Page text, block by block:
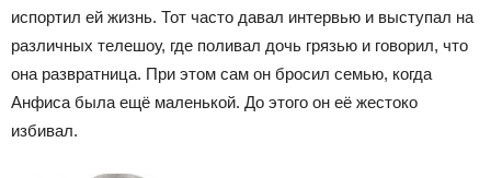
испортил ей жизнь. Тот часто давал интервью и выступал на
различных телешоу, где поливал дочь грязью и говорил, что
она развратница. При этом сам он бросил семью, когда
Анфиса была ещё маленькой. До этого он её жестоко
избивал.